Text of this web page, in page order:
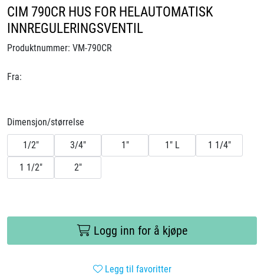
CIM 790CR HUS FOR HELAUTOMATISK
INNREGULERINGSVENTIL
Produktnummer: VM-790CR
Fra:
Dimensjon/størrelse
1/2" 3/4" 1" 1" L
1 1/4"
1 1/2"
2"
Logg inn for å kjøpe
Legg til favoritter